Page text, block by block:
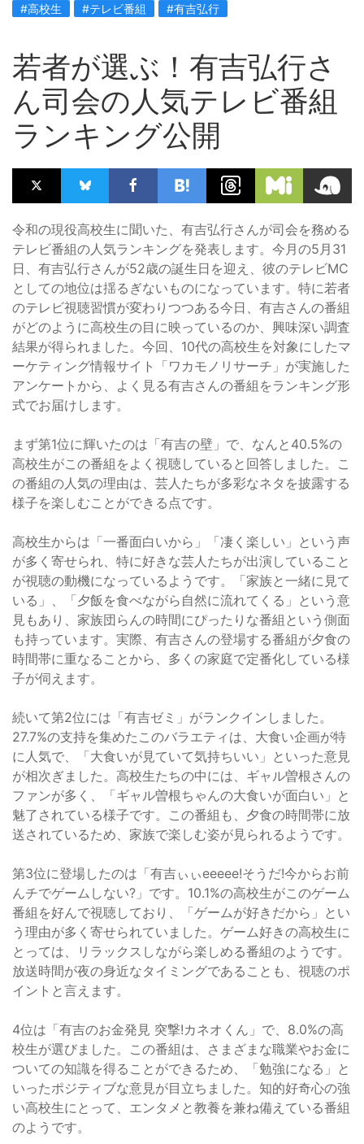
#高校生 #テレビ番組 #有吉弘行
若者が選ぶ！有吉弘行さ
ん司会の人気テレビ番組
ランキング公開
令和の現役高校生に聞いた、有吉弘行さんが司会を務める
テレビ番組の人気ランキングを発表します。今月の5月31
日、有吉弘行さんが52歳の誕生日を迎え、彼のテレビMC
としての地位は揺るぎないものになっています。特に若者
のテレビ視聴習慣が変わりつつある今日、有吉さんの番組
がどのように高校生の目に映っているのか、興味深い調査
結果が得られました。今回、10代の高校生を対象にしたマ
ーケティング情報サイト「ワカモノリサーチ」が実施した
アンケートから、よく見る有吉さんの番組をランキング形
式でお届けします。
まず第1位に輝いたのは「有吉の壁」で、なんと40.5%の
高校生がこの番組をよく視聴していると回答しました。こ
の番組の人気の理由は、芸人たちが多彩なネタを披露する
様子を楽しむことができる点です。
高校生からは「一番面白いから」「凄く楽しい」という声
が多く寄せられ、特に好きな芸人たちが出演していること
が視聴の動機になっているようです。「家族と一緒に見て
いる」、「夕飯を食べながら自然に流れてくる」という意
見もあり、家族団らんの時間にぴったりな番組という側面
も持っています。実際、有吉さんの登場する番組が夕食の
時間帯に重なることから、多くの家庭で定番化している様
子が伺えます。
続いて第2位には「有吉ゼミ」がランクインしました。
27.7%の支持を集めたこのバラエティは、大食い企画が特
に人気で、「大食いが見ていて気持ちいい」といった意見
が相次ぎました。高校生たちの中には、ギャル曽根さんの
ファンが多く、「ギャル曽根ちゃんの大食いが面白い」と
魅了されている様子です。この番組も、夕食の時間帯に放
送されているため、家族で楽しむ姿が見られるようです。
第3位に登場したのは「有吉ぃぃeeeee!そうだ!今からお前
んチでゲームしない?」です。10.1%の高校生がこのゲーム
番組を好んで視聴しており、「ゲームが好きだから」とい
う理由が多く寄せられていました。ゲーム好きの高校生に
とっては、リラックスしながら楽しめる番組のようです。
放送時間が夜の身近なタイミングであることも、視聴のポ
イントと言えます。
4位は「有吉のお金発見 突撃!カネオくん」で、8.0%の高
校生が選びました。この番組は、さまざまな職業やお金に
ついての知識を得ることができるため、「勉強になる」と
いったポジティブな意見が目立ちました。知的好奇心の強
い高校生にとって、エンタメと教養を兼ね備えている番組
のようです。